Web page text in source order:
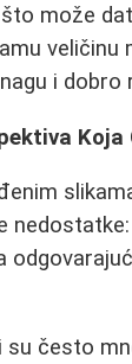
može
veličinu
i dobro
Koja
nedostatke:
su često